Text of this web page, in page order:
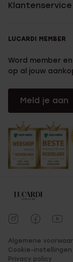
Klantenservice
LUCARDI MEMBER
Word member
op al jouw
Meld je aan
Algemene
Cookie-instellingen
Privacy policy